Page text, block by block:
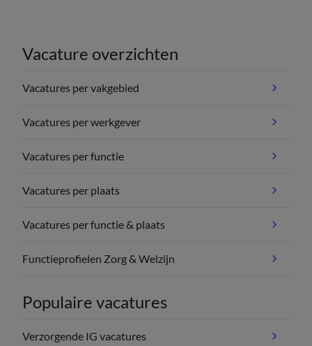
Vacature overzichten
Vacatures per vakgebied
Vacatures per werkgever
Vacatures per functie
Vacatures per plaats
Vacatures per functie & plaats
Functieprofielen Zorg & Welzijn
Populaire vacatures
Verzorgende IG vacatures